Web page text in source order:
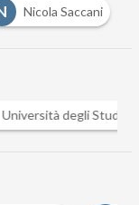
Nicola Saccani
Studi di Brescia